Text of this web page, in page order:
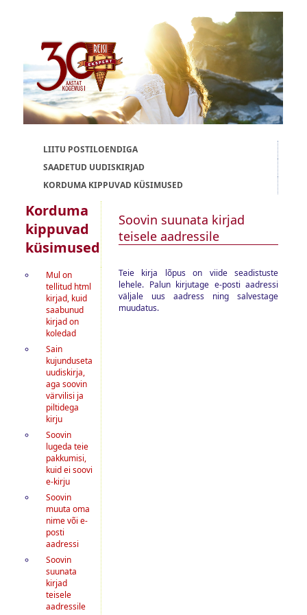
LIITU POSTILOENDIGA
SAADETUD UUDISKIRJAD
KORDUMA KIPPUVAD KÜSIMUSED
Korduma
kippuvad
küsimused
Soovin suunata kirjad
teisele aadressile
Mul on
tellitud html
kirjad, kuid
saabunud
kirjad on
koledad
Sain
kujunduseta
uudiskirja,
aga soovin
värvilisi ja
piltidega
kirju
Soovin
lugeda teie
pakkumisi,
kuid ei soovi
e-kirju
Soovin
muuta oma
nime või e-
posti
aadressi
Soovin
suunata
kirjad
teisele
aadressile
Teie kirja lõpus on viide seadistuste
lehele. Palun kirjutage e-posti aadressi
väljale uus aadress ning salvestage
muudatus.